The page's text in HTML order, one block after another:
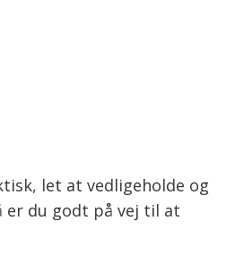
let at vedligeholde og
er du godt på vej til at